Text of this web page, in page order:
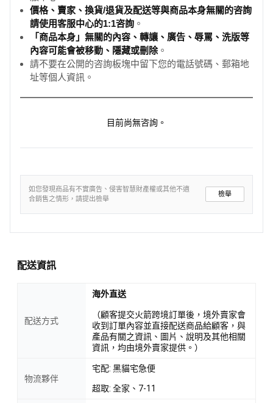
價格、賣家、換貨/退貨及配送等與商品本身無關的咨詢
請使用客服中心的1:1咨詢 。
「商品本身」無關的內容、轉讓、廣告、辱罵、洗版等
內容可能會被移動、隱藏或刪除。
請不要在公開的咨詢板塊中留下您的電話號碼、郵箱地
址等個人資訊。
目前尚無咨詢。
如您發現商品有不實廣告、侵害智慧財產權或其他不適
合銷售之情形，請提出檢舉
檢舉
配送資訊
配送方式
海外直送
（顧客提交火箭跨境訂單後，境外賣家會
收到訂單內容並直接配送商品給顧客，與
產品有關之資訊、圖片、說明及其他相關
資訊，均由境外賣家提供。）
物流夥伴
宅配: 黑貓宅急便
超取: 全家、7-11